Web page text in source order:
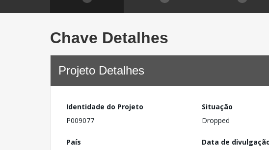
Chave Detalhes
Projeto Detalhes
Identidade do Projeto
P009077
Situação
Dropped
País
Data de